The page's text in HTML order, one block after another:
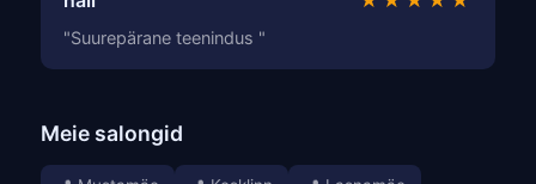
"Suurepärane teenindus "
Meie salongid